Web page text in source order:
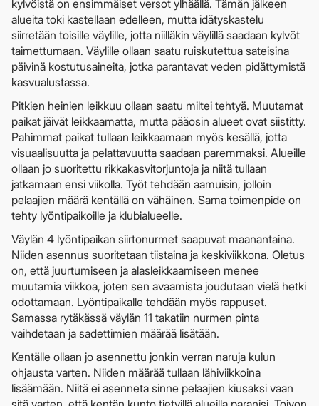
kylvöistä on ensimmäiset versot ylhäällä. Tämän jälkeen
alueita toki kastellaan edelleen, mutta idätyskastelu
siirretään toisille väylille, jotta niilläkin väylillä saadaan kylvöt
taimettumaan. Väylille ollaan saatu ruiskutettua sateisina
päivinä kostutusaineita, jotka parantavat veden pidättymistä
kasvualustassa.
Pitkien heinien leikkuu ollaan saatu miltei tehtyä. Muutamat
paikat jäivät leikkaamatta, mutta pääosin alueet ovat siistitty.
Pahimmat paikat tullaan leikkaamaan myös kesällä, jotta
visuaalisuutta ja pelattavuutta saadaan paremmaksi. Alueille
ollaan jo suoritettu rikkakasvitorjuntoja ja niitä tullaan
jatkamaan ensi viikolla. Työt tehdään aamuisin, jolloin
pelaajien määrä kentällä on vähäinen. Sama toimenpide on
tehty lyöntipaikoille ja klubialueelle.
Väylän 4 lyöntipaikan siirtonurmet saapuvat maanantaina.
Niiden asennus suoritetaan tiistaina ja keskiviikkona. Oletus
on, että juurtumiseen ja alasleikkaamiseen menee
muutamia viikkoa, joten sen avaamista joudutaan vielä hetki
odottamaan. Lyöntipaikalle tehdään myös rappuset.
Samassa rytäkässä väylän 11 takatiin nurmen pinta
vaihdetaan ja sadettimien määrää lisätään.
Kentälle ollaan jo asennettu jonkin verran naruja kulun
ohjausta varten. Niiden määrää tullaan lähiviikkoina
lisäämään. Niitä ei asenneta sinne pelaajien kiusaksi vaan